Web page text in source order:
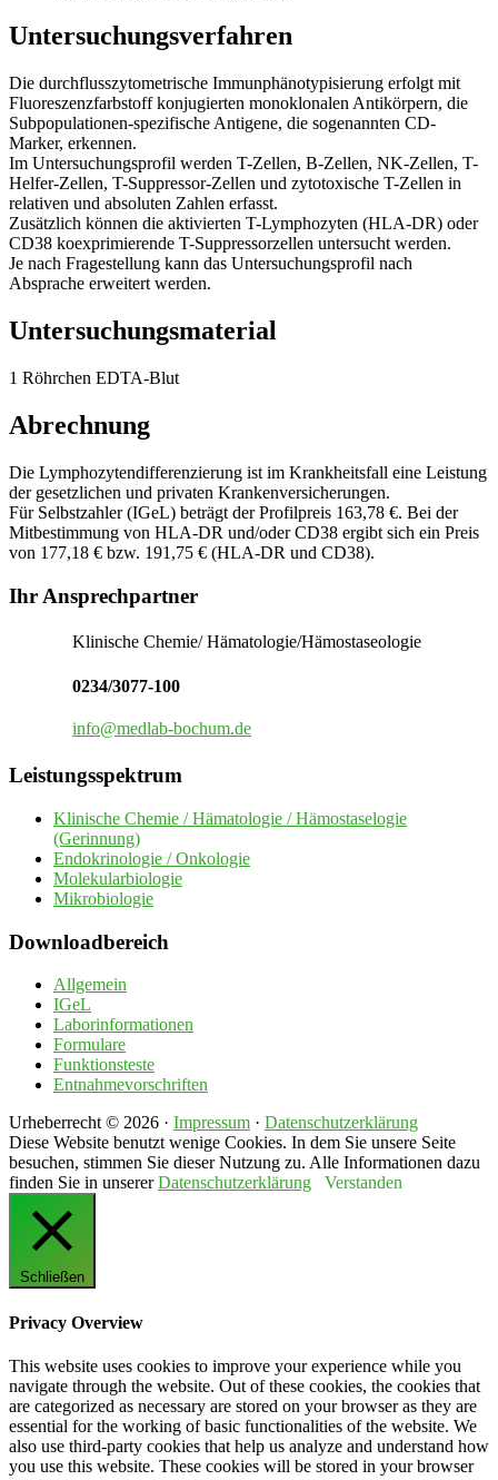
Untersuchungsverfahren
Die durchflusszytometrische Immunphänotypisierung erfolgt mit
Fluoreszenzfarbstoff konjugierten monoklonalen Antikörpern, die
Subpopulationen-spezifische Antigene, die sogenannten CD-
Marker, erkennen.
Im Untersuchungsprofil werden T-Zellen, B-Zellen, NK-Zellen, T-
Helfer-Zellen, T-Suppressor-Zellen und zytotoxische T-Zellen in
relativen und absoluten Zahlen erfasst.
Zusätzlich können die aktivierten T-Lymphozyten (HLA-DR) oder
CD38 koexprimierende T-Suppressorzellen untersucht werden.
Je nach Fragestellung kann das Untersuchungsprofil nach
Absprache erweitert werden.
Untersuchungsmaterial
1 Röhrchen EDTA-Blut
Abrechnung
Die Lymphozytendifferenzierung ist im Krankheitsfall eine Leistung
der gesetzlichen und privaten Krankenversicherungen.
Für Selbstzahler (IGeL) beträgt der Profilpreis 163,78 €. Bei der
Mitbestimmung von HLA-DR und/oder CD38 ergibt sich ein Preis
von 177,18 € bzw. 191,75 € (HLA-DR und CD38).
Seitenspalte
Ihr Ansprechpartner
Klinische Chemie/ Hämatologie/Hämostaseologie
0234/3077-100
info@medlab-bochum.de
Leistungsspektrum
Klinische Chemie / Hämatologie / Hämostaselogie
(Gerinnung)
Endokrinologie / Onkologie
Molekularbiologie
Mikrobiologie
Downloadbereich
Allgemein
IGeL
Laborinformationen
Formulare
Funktionsteste
Entnahmevorschriften
Urheberrecht © 2026 · Impressum · Datenschutzerklärung
Diese Website benutzt wenige Cookies. In dem Sie unsere Seite
besuchen, stimmen Sie dieser Nutzung zu. Alle Informationen dazu
finden Sie in unsererDatenschutzerklärung Verstanden
Schließen
Privacy Overview
This website uses cookies to improve your experience while you
navigate through the website. Out of these cookies, the cookies that
are categorized as necessary are stored on your browser as they are
essential for the working of basic functionalities of the website. We
also use third-party cookies that help us analyze and understand how
you use this website. These cookies will be stored in your browser